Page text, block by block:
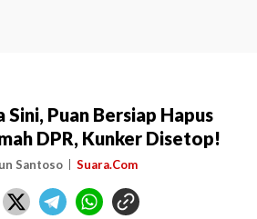
Sini, Puan Bersiap Hapus
DPR, Kunker Disetop!
Santoso Suara.Com